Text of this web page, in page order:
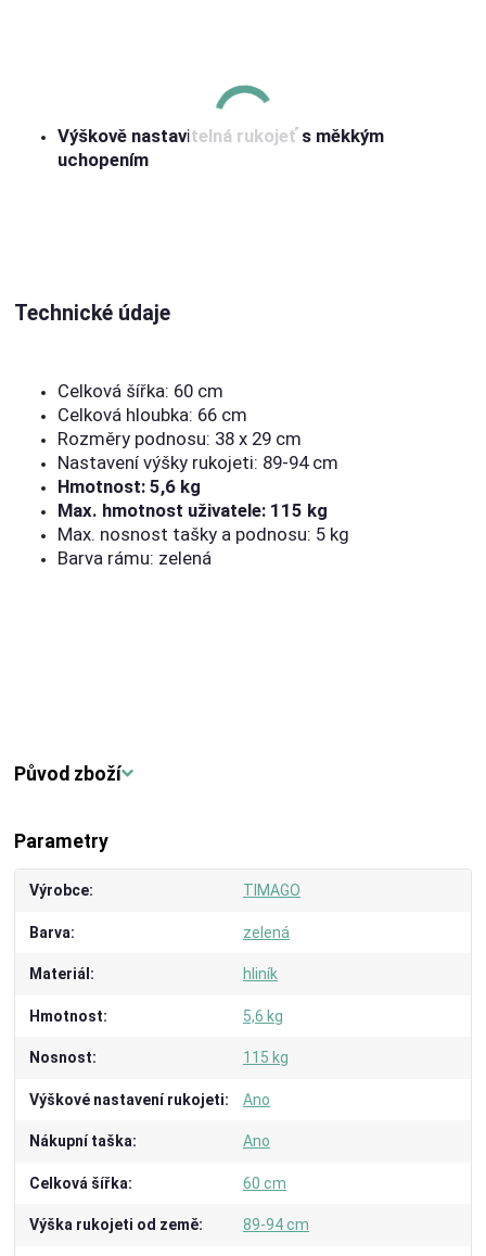
Výškově nastavitelná rukojeť s měkkým
uchopením
Technické údaje
Celková šířka: 60 cm
Celková hloubka: 66 cm
Rozměry podnosu: 38 x 29 cm
Nastavení výšky rukojeti: 89-94 cm
Hmotnost: 5,6 kg
Max. hmotnost uživatele: 115 kg
Max. nosnost tašky a podnosu: 5 kg
Barva rámu: zelená
Původ zboží
Parametry
Výrobce TIMAGO
Barva zelená
Materiál hliník
Hmotnost 5,6 kg
Nosnost 115 kg
Výškové nastavení rukojeti Ano
Nákupní taška Ano
Celková šířka 60 cm
Výška rukojeti od země 89-94 cm